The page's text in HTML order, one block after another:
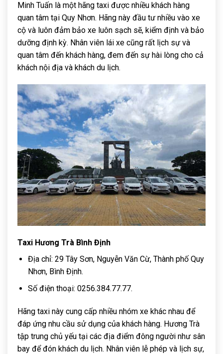
Minh Tuấn là một hãng taxi được nhiều khách hàng
quan tâm tại Quy Nhơn. Hãng này đầu tư nhiều vào xe
cộ và luôn đảm bảo xe luôn sạch sẽ, kiểm định và bảo
dưỡng định kỳ. Nhân viên lái xe cũng rất lịch sự và
quan tâm đến khách hàng, đem đến sự hài lòng cho cả
khách nội địa và khách du lịch.
Taxi Hương Trà Bình Định
Địa chỉ: 29 Tây Sơn, Nguyễn Văn Cừ, Thành phố Quy
Nhơn, Bình Định.
Số điện thoại: 0256.384.77.77.
Hãng taxi này cung cấp nhiều nhóm xe khác nhau để
đáp ứng nhu cầu sử dụng của khách hàng. Hương Trà
tập trung chủ yếu tại các địa điểm đông người như sân
bay để đón khách du lịch. Nhân viên lễ phép và lịch sự,